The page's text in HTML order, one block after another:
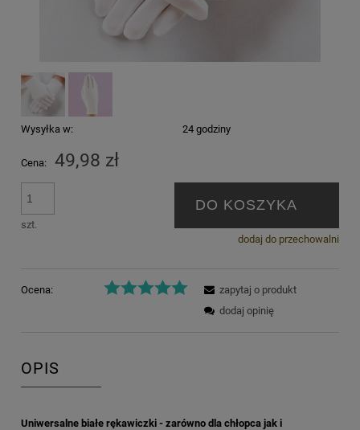
Wysyłka w: 24 godziny
Cena: 49,98 zł
szt.
DO KOSZYKA
dodaj do przechowalni
Ocena:
zapytaj o produkt
dodaj opinię
OPIS
Uniwersalne białe rękawiczki - zarówno dla chłopca jak i